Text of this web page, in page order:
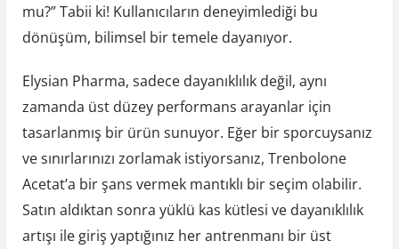
mu?” Tabii ki! Kullanıcıların deneyimlediği bu
dönüşüm, bilimsel bir temele dayanıyor.
Elysian Pharma, sadece dayanıklılık değil, aynı
zamanda üst düzey performans arayanlar için
tasarlanmış bir ürün sunuyor. Eğer bir sporcuysanız
ve sınırlarınızı zorlamak istiyorsanız, Trenbolone
Acetat’a bir şans vermek mantıklı bir seçim olabilir.
Satın aldıktan sonra yüklü kas kütlesi ve dayanıklılık
artışı ile giriş yaptığınız her antrenmanı bir üst